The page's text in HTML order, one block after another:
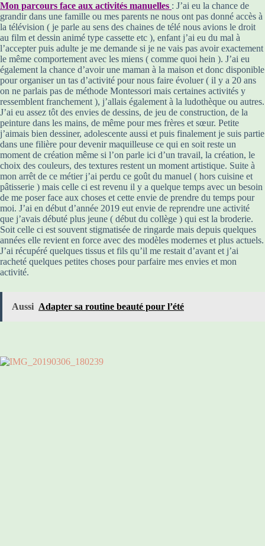
Mon parcours face aux activités manuelles : J’ai eu la chance de
grandir dans une famille ou mes parents ne nous ont pas donné accès à
la télévision ( je parle au sens des chaines de télé nous avions le droit
au film et dessin animé type cassette etc ), enfant j’ai eu du mal à
l’accepter puis adulte je me demande si je ne vais pas avoir exactement
le même comportement avec les miens ( comme quoi hein ). J’ai eu
également la chance d’avoir une maman à la maison et donc disponible
pour organiser un tas d’activité pour nous faire évoluer ( il y a 20 ans
on ne parlais pas de méthode Montessori mais certaines activités y
ressemblent franchement ), j’allais également à la ludothèque ou autres.
J’ai eu assez tôt des envies de dessins, de jeu de construction, de la
peinture dans les mains, de même pour mes frères et sœur. Petite
j’aimais bien dessiner, adolescente aussi et puis finalement je suis partie
dans une filière pour devenir maquilleuse ce qui en soit reste un
moment de création même si l’on parle ici d’un travail, la création, le
choix des couleurs, des textures restent un moment artistique. Suite à
mon arrêt de ce métier j’ai perdu ce goût du manuel ( hors cuisine et
pâtisserie ) mais celle ci est revenu il y a quelque temps avec un besoin
de me poser face aux choses et cette envie de prendre du temps pour
moi. J’ai en début d’année 2019 eut envie de reprendre une activité
que j’avais débuté plus jeune ( début du collège ) qui est la broderie.
Soit celle ci est souvent stigmatisée de ringarde mais depuis quelques
années elle revient en force avec des modèles modernes et plus actuels.
J’ai récupéré quelques tissus et fils qu’il me restait d’avant et j’ai
racheté quelques petites choses pour parfaire mes envies et mon
activité.
Aussi Adapter sa routine beauté pour l’été